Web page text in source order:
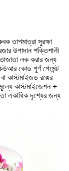
তাপমাত্রা সুরক্ষা
উপাদান শক্তিশালী
লক করার জন্য
কোড পূর্ণ পেমেন্ট
কাস্টমাইজড রঙের
কাস্টমাইজেশন +
একাধিক দৃশ্যের জন্য